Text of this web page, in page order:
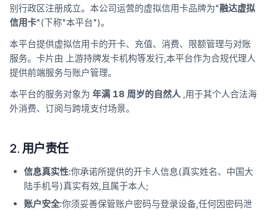
别行政区注册成立。本公司运营的虚拟信用卡品牌为"融达虚拟
信用卡"(下称"本平台")。
本平台提供虚拟信用卡的开卡、充值、消费、限额管理与对账
服务。卡片由 上游持牌发卡机构等发行,本平台作为合规代理人
提供前端服务与账户管理。
本平台的服务对象为 年满 18 周岁的自然人 ,用于其个人合法海
外消费、订阅与跨境支付场景。
2. 用户责任
信息真实性:你承诺所提供的开卡人信息(真实姓名、中国大
陆手机号)真实有效,且属于本人;
账户安全:你须妥善保管账户密码与登录设备,任何因密码泄